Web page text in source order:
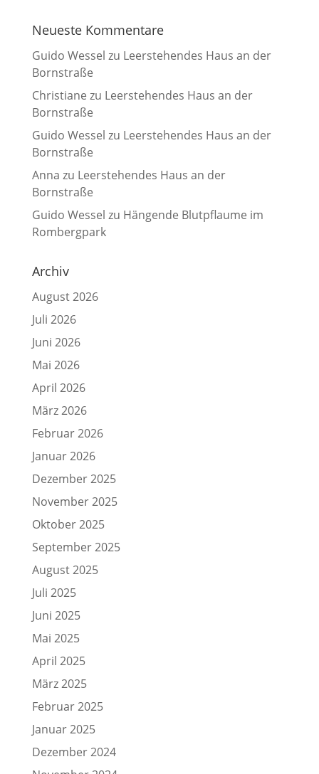
Neueste Kommentare
Guido Wessel zu Leerstehendes Haus an der
Bornstraße
Christiane zu Leerstehendes Haus an der
Bornstraße
Guido Wessel zu Leerstehendes Haus an der
Bornstraße
Anna zu Leerstehendes Haus an der
Bornstraße
Guido Wessel zu Hängende Blutpflaume im
Rombergpark
Archiv
August 2026
Juli 2026
Juni 2026
Mai 2026
April 2026
März 2026
Februar 2026
Januar 2026
Dezember 2025
November 2025
Oktober 2025
September 2025
August 2025
Juli 2025
Juni 2025
Mai 2025
April 2025
März 2025
Februar 2025
Januar 2025
Dezember 2024